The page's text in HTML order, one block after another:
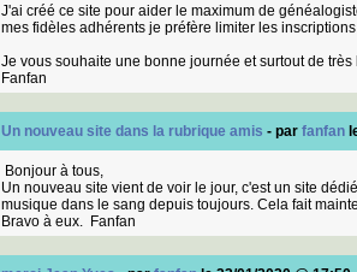
J'ai créé ce site pour aider le maximum de
mes fidèles adhérents je préfère limiter les
Je vous souhaite une bonne journée et surtout de
Fanfan
Un nouveau site dans la rubrique amis - par fanfan
Bonjour à tous,
Un nouveau site vient de voir le jour, c'est un site
musique dans le sang depuis toujours. Cela fait
Bravo à eux. Fanfan